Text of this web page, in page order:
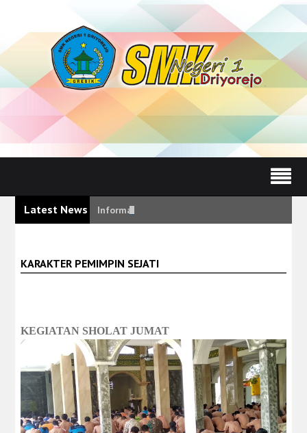
Latest News Informasi Pengumuman Kelulusan Siswa
KARAKTER PEMIMPIN SEJATI
KEGIATAN SHOLAT JUMAT